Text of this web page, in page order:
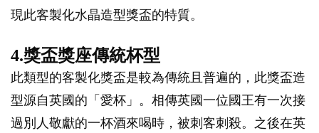
現此客製化水晶造型獎盃的特質。
4.獎盃獎座傳統杯型
此類型的客製化獎盃是較為傳統且普遍的，此獎盃造
型源自英國的「愛杯」。相傳英國一位國王有一次接
過別人敬獻的一杯酒來喝時，被刺客刺殺。之後在英